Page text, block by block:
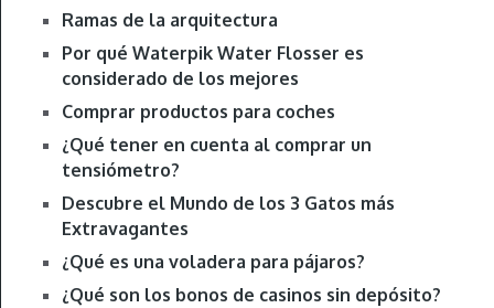
Ramas de la arquitectura
Por qué Waterpik Water Flosser es
considerado de los mejores
Comprar productos para coches
¿Qué tener en cuenta al comprar un
tensiómetro?
Descubre el Mundo de los 3 Gatos más
Extravagantes
¿Qué es una voladera para pájaros?
¿Qué son los bonos de casinos sin depósito?